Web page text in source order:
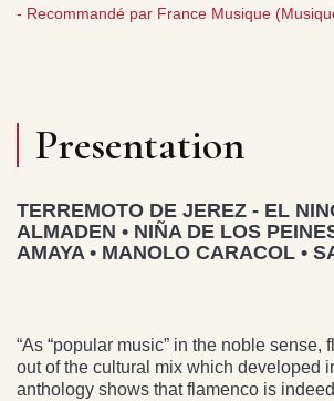
- Recommandé par France Musique
Presentation
TERREMOTO DE JEREZ - EL
ALMADEN • NIÑA DE LOS
AMAYA • MANOLO CARACOL •
“As “popular music” in the noble sense,
out of the cultural mix which developed
anthology shows that flamenco is